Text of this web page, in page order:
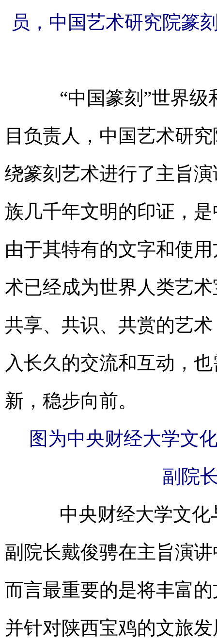
员，中国艺术研究院篆
“中国篆刻”世界级
目负责人，中国艺术研
绕篆刻艺术进行了主旨
族几千年文明的印证，
由于其特有的文字和使
术已经成为世界人类艺
共享、共识、共赏的艺
入长久的交流和互动，
新，稳步向前。
图为中央财经大学文
副院
中央财经大学文化
副院长戴俊骋在主旨演
而言最重要的是将丰富
并针对陕西宝鸡的文旅